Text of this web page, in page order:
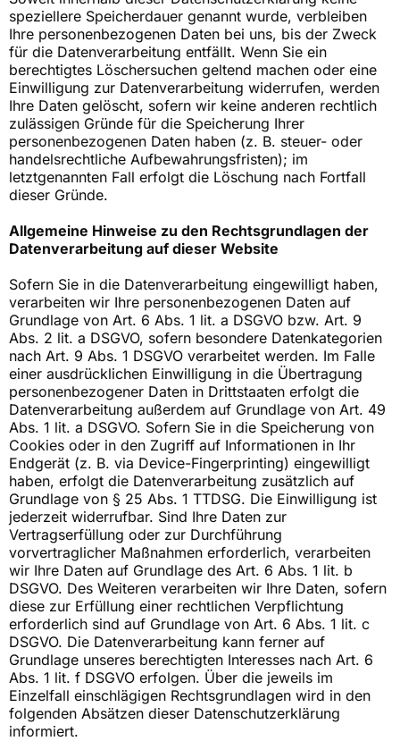
speziellere Speicherdauer genannt wurde, verbleiben
Ihre personenbezogenen Daten bei uns, bis der Zweck
für die Datenverarbeitung entfällt. Wenn Sie ein
berechtigtes Löschersuchen geltend machen oder eine
Einwilligung zur Datenverarbeitung widerrufen, werden
Ihre Daten gelöscht, sofern wir keine anderen rechtlich
zulässigen Gründe für die Speicherung Ihrer
personenbezogenen Daten haben (z. B. steuer- oder
handelsrechtliche Aufbewahrungsfristen); im
letztgenannten Fall erfolgt die Löschung nach Fortfall
dieser Gründe.
Allgemeine Hinweise zu den Rechtsgrundlagen der
Datenverarbeitung auf dieser Website
Sofern Sie in die Datenverarbeitung eingewilligt haben,
verarbeiten wir Ihre personenbezogenen Daten auf
Grundlage von Art. 6 Abs. 1 lit. a DSGVO bzw. Art. 9
Abs. 2 lit. a DSGVO, sofern besondere Datenkategorien
nach Art. 9 Abs. 1 DSGVO verarbeitet werden. Im Falle
einer ausdrücklichen Einwilligung in die Übertragung
personenbezogener Daten in Drittstaaten erfolgt die
Datenverarbeitung außerdem auf Grundlage von Art. 49
Abs. 1 lit. a DSGVO. Sofern Sie in die Speicherung von
Cookies oder in den Zugriff auf Informationen in Ihr
Endgerät (z. B. via Device-Fingerprinting) eingewilligt
haben, erfolgt die Datenverarbeitung zusätzlich auf
Grundlage von § 25 Abs. 1 TTDSG. Die Einwilligung ist
jederzeit widerrufbar. Sind Ihre Daten zur
Vertragserfüllung oder zur Durchführung
vorvertraglicher Maßnahmen erforderlich, verarbeiten
wir Ihre Daten auf Grundlage des Art. 6 Abs. 1 lit. b
DSGVO. Des Weiteren verarbeiten wir Ihre Daten, sofern
diese zur Erfüllung einer rechtlichen Verpflichtung
erforderlich sind auf Grundlage von Art. 6 Abs. 1 lit. c
DSGVO. Die Datenverarbeitung kann ferner auf
Grundlage unseres berechtigten Interesses nach Art. 6
Abs. 1 lit. f DSGVO erfolgen. Über die jeweils im
Einzelfall einschlägigen Rechtsgrundlagen wird in den
folgenden Absätzen dieser Datenschutzerklärung
informiert.